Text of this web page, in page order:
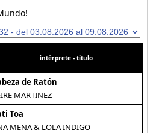
intérprete - título
de Ratón
MARTINEZ
Toa
MENA & LOLA INDIGO